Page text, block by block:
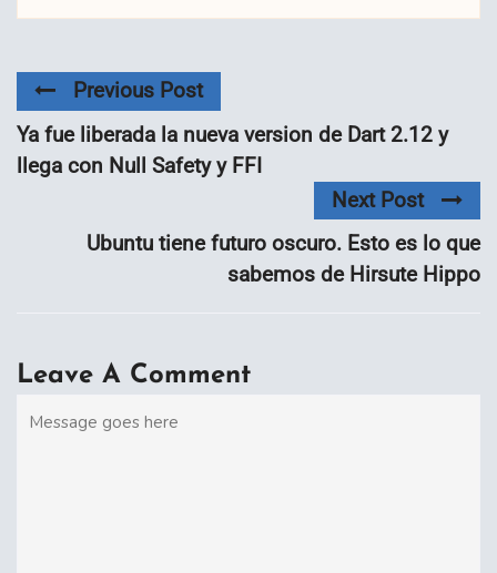
Previous Post
Ya fue liberada la nueva version de Dart 2.12 y
llega con Null Safety y FFI
Next Post
Ubuntu tiene futuro oscuro. Esto es lo que
sabemos de Hirsute Hippo
Leave A Comment